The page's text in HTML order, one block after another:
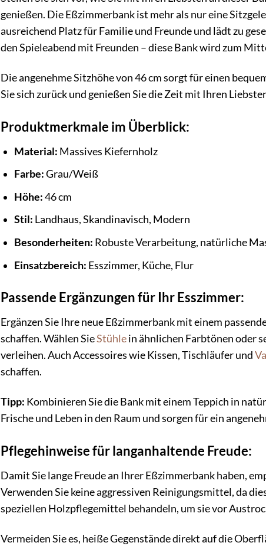
genießen. Die Eßzimmerbank ist mehr als nur eine
ausreichend Platz für Familie und Freunde und lädt zu
den Spieleabend mit Freunden – diese Bank wird zum
Die angenehme Sitzhöhe von 46 cm sorgt für einen
Sie sich zurück und genießen Sie die Zeit mit Ihren
Produktmerkmale im Überblick:
Material: Massives Kiefernholz
Farbe:Grau/Weiß
Höhe:46 cm
Stil: Landhaus, Skandinavisch, Modern
Besonderheiten: Robuste Verarbeitung, natürliche
Einsatzbereich: Esszimmer, Küche, Flur
Passende Ergänzungen für Ihr Esszimmer:
Ergänzen Sie Ihre neue Eßzimmerbank mit einem
schaffen. Wählen SieStühlein ähnlichen Farbtönen oder
verleihen. Auch Accessoires wie Kissen, Tischläufer und
schaffen.
Tipp: Kombinieren Sie die Bank mit einem Teppich in
Frische und Leben in den Raum und sorgen für ein
Pflegehinweise für langanhaltende Freude:
Damit Sie lange Freude an Ihrer Eßzimmerbank haben,
Verwenden Sie keine aggressiven Reinigungsmittel, da
speziellen Holzpflegemittel behandeln, um sie vor
Vermeiden Sie es, heiße Gegenstände direkt auf die